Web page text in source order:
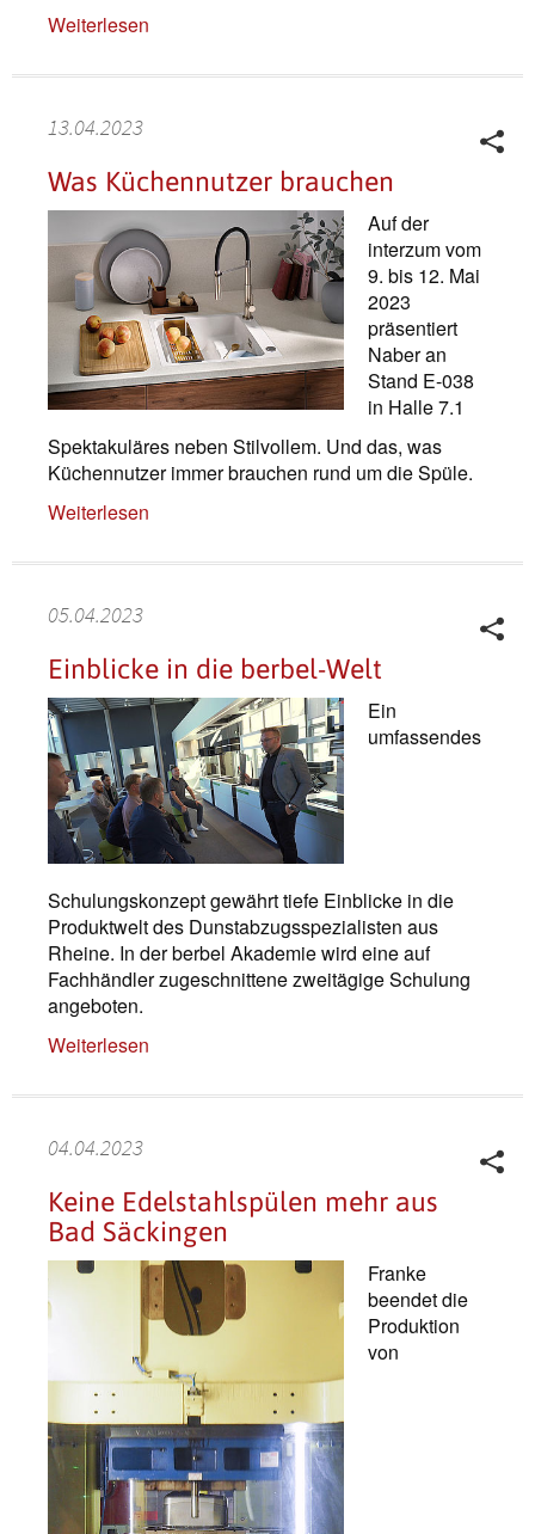
Weiterlesen
13.04.2023
Was Küchennutzer brauchen
Auf der
interzum vom
9. bis 12. Mai
2023
präsentiert
Naber an
Stand E-038
in Halle 7.1
Spektakuläres neben Stilvollem. Und das, was
Küchennutzer immer brauchen rund um die Spüle.
Weiterlesen
05.04.2023
Einblicke in die berbel-Welt
Ein
umfassendes
Schulungskonzept gewährt tiefe Einblicke in die
Produktwelt des Dunstabzugsspezialisten aus
Rheine. In der berbel Akademie wird eine auf
Fachhändler zugeschnittene zweitägige Schulung
angeboten.
Weiterlesen
04.04.2023
Keine Edelstahlspülen mehr aus
Bad Säckingen
Franke
beendet die
Produktion
von